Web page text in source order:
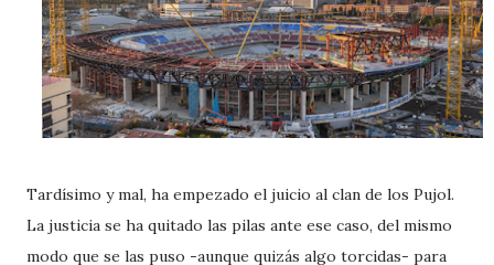
Tardísimo y mal, ha empezado el juicio al clan de los Pujol.
La justicia se ha quitado las pilas ante ese caso, del mismo
modo que se las puso -aunque quizás algo torcidas- para